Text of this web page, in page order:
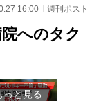
16:00 週刊ポスト
へのタク
っと見る